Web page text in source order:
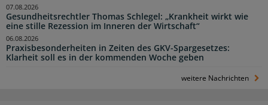
Gesundheitsrechtler Thomas Schlegel: „Krankheit wirkt wie
eine stille Rezession im Inneren der Wirtschaft“
07.08.2026
Praxisbesonderheiten in Zeiten des GKV-Spargesetzes:
Klarheit soll es in der kommenden Woche geben
06.08.2026
weitere Nachrichten